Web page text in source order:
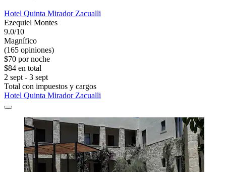
Hotel Quinta Mirador Zacualli
Ezequiel Montes
9.0/10
Magnífico
(165 opiniones)
$70 por noche
$84 en total
2 sept - 3 sept
Total con impuestos y cargos
Hotel Quinta Mirador Zacualli